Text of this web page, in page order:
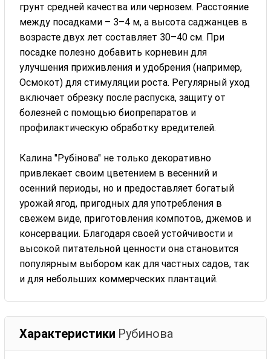
грунт средней качества или чернозем. Расстояние
между посадками – 3–4 м, а высота саджанцев в
возрасте двух лет составляет 30–40 см. При
посадке полезно добавить корневин для
улучшения приживления и удобрения (например,
Осмокот) для стимуляции роста. Регулярный уход
включает обрезку после распуска, защиту от
болезней с помощью биопрепаратов и
профилактическую обработку вредителей.
Калина "Рубінова" не только декоративно
привлекает своим цветением в весенний и
осенний периоды, но и предоставляет богатый
урожай ягод, пригодных для употребления в
свежем виде, приготовления компотов, джемов и
консервации. Благодаря своей устойчивости и
высокой питательной ценности она становится
популярным выбором как для частных садов, так
и для небольших коммерческих плантаций.
Характеристики Рубинова